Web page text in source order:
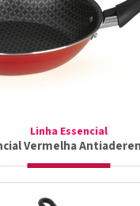
Linha Essencial
Vermelha